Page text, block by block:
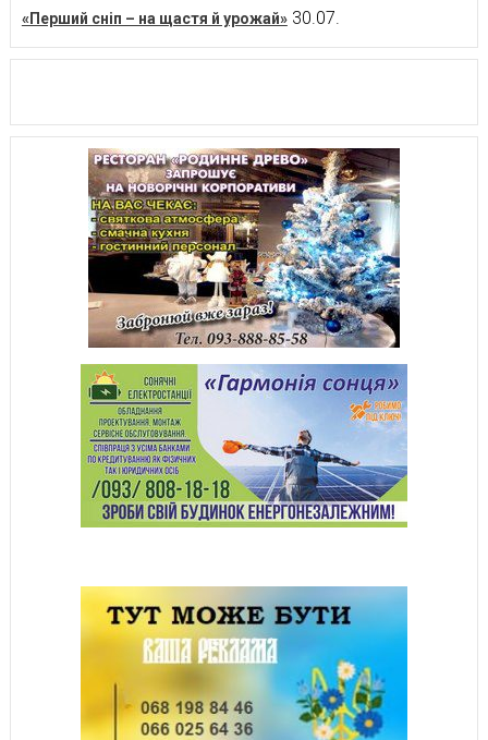
«Перший сніп – на щастя й урожай» 30.07.